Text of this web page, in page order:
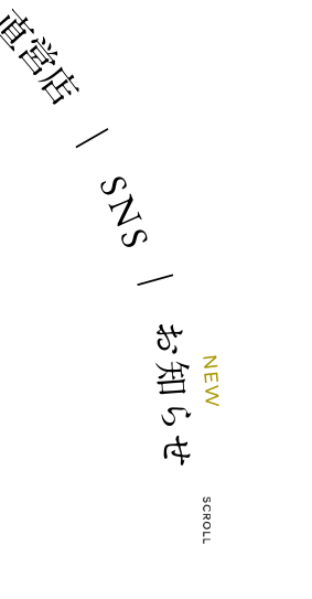
営
店
｜
S
N
S
｜
N
E
W
お
知
ら
せ